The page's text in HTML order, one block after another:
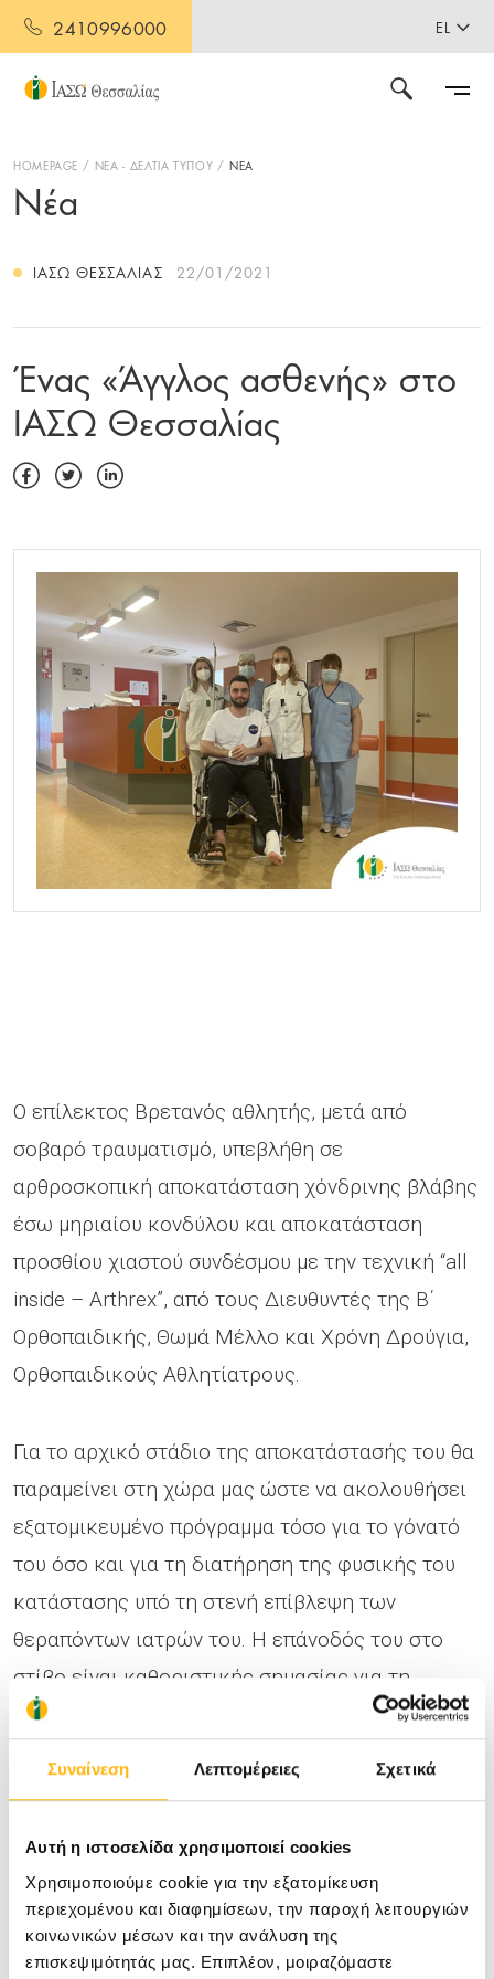
Συναίνεση Λεπτομέρειες Σχετικά
Αυτή η ιστοσελίδα χρησιμοποιεί cookies
Χρησιμοποιούμε cookie για την εξατομίκευση
περιεχομένου και διαφημίσεων, την παροχή λειτουργιών
κοινωνικών μέσων και την ανάλυση της
επισκεψιμότητάς μας. Επιπλέον, μοιραζόμαστε
2410996000 EL
HOMEPAGE ΝΕΑ - ΔΕΛΤΙΑ ΤΥΠΟΥ ΝΕΑ
Νέα
ΙΑΣΩ ΘΕΣΣΑΛΊΑΣ 22/01/2021
Ένας «Άγγλος ασθενής» στο
ΙΑΣΩ Θεσσαλίας
Ο επίλεκτος Βρετανός αθλητής, μετά από
σοβαρό τραυματισμό, υπεβλήθη σε
αρθροσκοπική αποκατάσταση χόνδρινης βλάβης
έσω μηριαίου κονδύλου και αποκατάσταση
προσθίου χιαστού συνδέσμου με την τεχνική “all
inside – Arthrex”, από τους Διευθυντές της Β΄
Ορθοπαιδικής, Θωμά Μέλλο και Χρόνη Δρούγια,
Ορθοπαιδικούς Αθλητίατρους.
Για το αρχικό στάδιο της αποκατάστασής του θα
παραμείνει στη χώρα μας ώστε να ακολουθήσει
εξατομικευμένο πρόγραμμα τόσο για το γόνατό
του όσο και για τη διατήρηση της φυσικής του
κατάστασης υπό τη στενή επίβλεψη των
θεραπόντων ιατρών του. Η επάνοδός του στο
στίβο είναι καθοριστικής σημασίας για τη
συνέχιση των σπουδών του στο έγκριτο
Μαρτίου 2010 και σήμερα αποτελεί ένα πρότυπο
ίδρυμα παροχής υψηλού επιπέδου υπηρεσιών